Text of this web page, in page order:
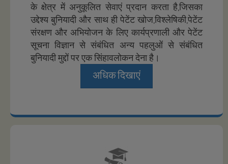
के क्षेत्र में अनुकूलित सेवाएं प्रदान करता है,जिसका
उद्देश्य बुनियादी और साथ ही पेटेंट खोज,विश्लेषिकी,पेटेंट
संरक्षण और अभियोजन के लिए कार्यप्रणाली और पेटेंट
सूचना विज्ञान से संबंधित अन्य पहलुओं से संबंधित
बुनियादी मुद्दों पर एक सिंहावलोकन देना है।
अधिक दिखाएं